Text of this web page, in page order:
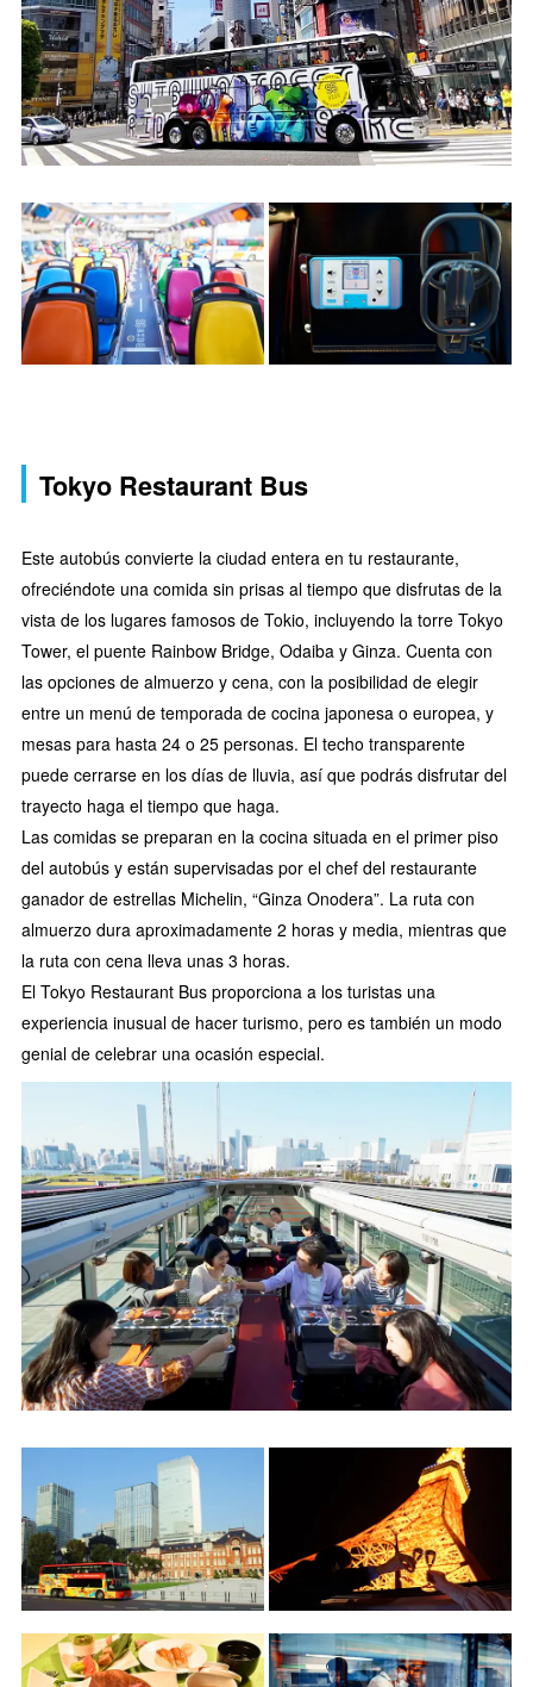
Tokyo Restaurant Bus
Este autobús convierte la ciudad entera en tu restaurante,
ofreciéndote una comida sin prisas al tiempo que disfrutas de la
vista de los lugares famosos de Tokio, incluyendo la torre Tokyo
Tower, el puente Rainbow Bridge, Odaiba y Ginza. Cuenta con
las opciones de almuerzo y cena, con la posibilidad de elegir
entre un menú de temporada de cocina japonesa o europea, y
mesas para hasta 24 o 25 personas. El techo transparente
puede cerrarse en los días de lluvia, así que podrás disfrutar del
trayecto haga el tiempo que haga.
Las comidas se preparan en la cocina situada en el primer piso
del autobús y están supervisadas por el chef del restaurante
ganador de estrellas Michelin, “Ginza Onodera”. La ruta con
almuerzo dura aproximadamente 2 horas y media, mientras que
la ruta con cena lleva unas 3 horas.
El Tokyo Restaurant Bus proporciona a los turistas una
experiencia inusual de hacer turismo, pero es también un modo
genial de celebrar una ocasión especial.